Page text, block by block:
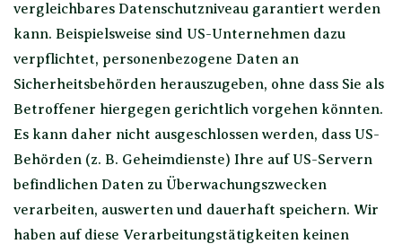
vergleichbares Datenschutzniveau garantiert werden
kann. Beispielsweise sind US-Unternehmen dazu
verpflichtet, personenbezogene Daten an
Sicherheitsbehörden herauszugeben, ohne dass Sie als
Betroffener hiergegen gerichtlich vorgehen könnten.
Es kann daher nicht ausgeschlossen werden, dass US-
Behörden (z. B. Geheimdienste) Ihre auf US-Servern
befindlichen Daten zu Überwachungszwecken
verarbeiten, auswerten und dauerhaft speichern. Wir
haben auf diese Verarbeitungstätigkeiten keinen